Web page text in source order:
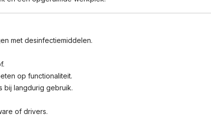
met desinfectiemiddelen.
op functionaliteit.
bij langdurig gebruik.
of drivers.